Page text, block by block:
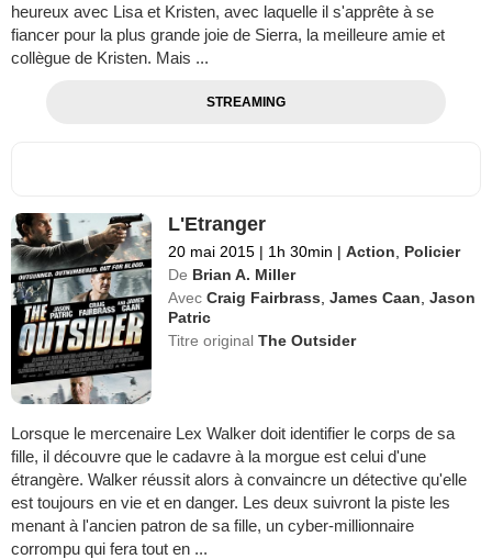
heureux avec Lisa et Kristen, avec laquelle il s'apprête à se
fiancer pour la plus grande joie de Sierra, la meilleure amie et
collègue de Kristen. Mais ...
STREAMING
L'Etranger
20 mai 2015 | 1h 30min | Action
Policier
De Brian A. Miller
Avec Craig Fairbrass ,James Caan ,Jason
Patric
Titre originalThe Outsider
Lorsque le mercenaire Lex Walker doit identifier le corps de sa
fille, il découvre que le cadavre à la morgue est celui d'une
étrangère. Walker réussit alors à convaincre un détective qu'elle
est toujours en vie et en danger. Les deux suivront la piste les
menant à l'ancien patron de sa fille, un cyber-millionnaire
corrompu qui fera tout en ...